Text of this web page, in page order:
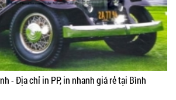
- Địa chỉ in PP, in nhanh giá rẻ tại Bình